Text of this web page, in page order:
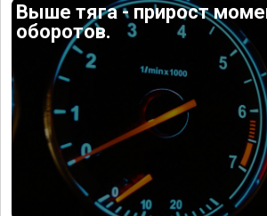
Выше тяга - прирост
оборотов.